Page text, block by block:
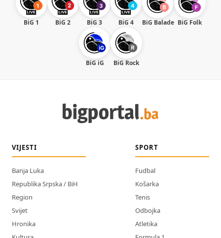
BiG 1 BiG 2 BiG 3 BiG 4 BiG Balade BiG Folk
BiG iG BiG Rock
VIJESTI
Banja Luka
Republika Srpska / BiH
Region
Svijet
Hronika
SPORT
Fudbal
Košarka
Tenis
Odbojka
Atletika